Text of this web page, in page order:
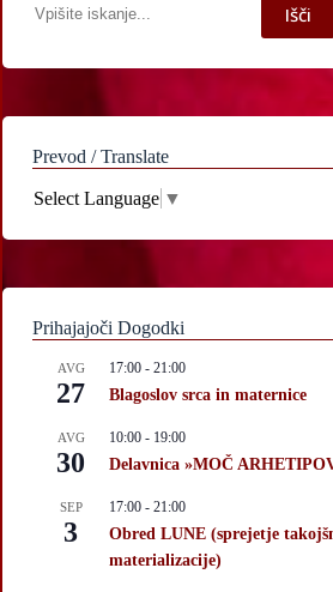
po
Išči
Prevod / Translate
Select Language ▼
Prihajajoči Dogodki
AVG
27
17:00 - 21:00
Blagoslov srca in maternice
AVG
30
10:00 - 19:00
Delavnica »MOČ
SEP
3
17:00 - 21:00
Obred LUNE (sprejetje
materializacije)